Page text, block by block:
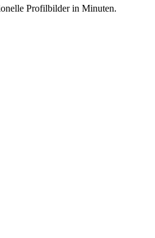
Profilbilder in Minuten.